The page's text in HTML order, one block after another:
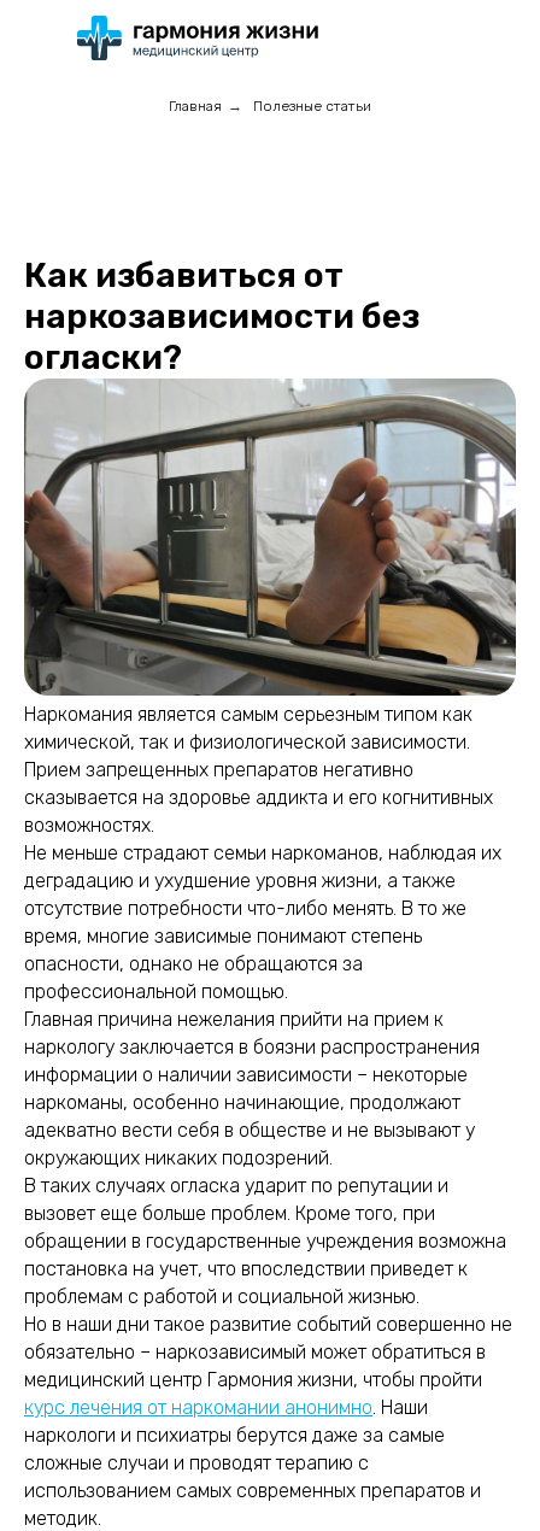
Главная → Полезные статьи
Как избавиться от
наркозависимости без
огласки?
Наркомания является самым серьезным типом как
химической, так и физиологической зависимости.
Прием запрещенных препаратов негативно
сказывается на здоровье аддикта и его когнитивных
возможностях.
Не меньше страдают семьи наркоманов, наблюдая их
деградацию и ухудшение уровня жизни, а также
отсутствие потребности что-либо менять. В то же
время, многие зависимые понимают степень
опасности, однако не обращаются за
профессиональной помощью.
Главная причина нежелания прийти на прием к
наркологу заключается в боязни распространения
информации о наличии зависимости – некоторые
наркоманы, особенно начинающие, продолжают
адекватно вести себя в обществе и не вызывают у
окружающих никаких подозрений.
В таких случаях огласка ударит по репутации и
вызовет еще больше проблем. Кроме того, при
обращении в государственные учреждения возможна
постановка на учет, что впоследствии приведет к
проблемам с работой и социальной жизнью.
Но в наши дни такое развитие событий совершенно не
обязательно – наркозависимый может обратиться в
медицинский центр Гармония жизни, чтобы пройти
курс лечения от наркомании анонимно . Наши
наркологи и психиатры берутся даже за самые
сложные случаи и проводят терапию с
использованием самых современных препаратов и
методик.